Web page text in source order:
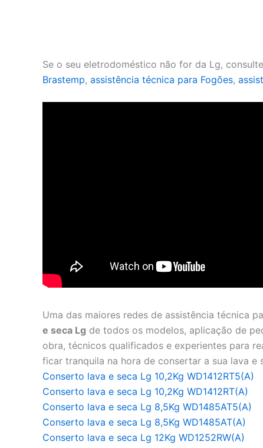
Se o seu eletrodoméstico não for da Lg,
Brastemp, assistência técnica para Fogões,
Uma das maiores redes de assistência técnica
e seca Lg de todos os modelos, aplicação de
obra, técnicos qualificados e experientes para
ficar tranquila na hora de consertar a sua lava e
Conserto lava e seca Lg 10,2Kg WD1412RT5(A)
Conserto lava e seca Lg 10,2Kg WD1412RT(A)
Conserto lava e seca Lg 8,5Kg WD1485AT5(A)
Conserto lava e seca Lg 8,5Kg WD1485AT(A)
Conserto lava e seca Lg 12Kg WD1252RW(A)